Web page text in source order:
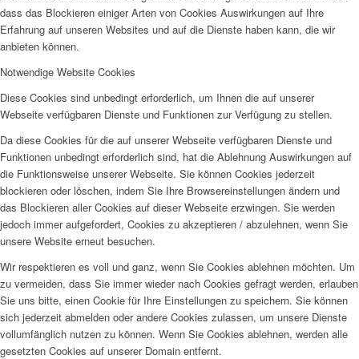
dass das Blockieren einiger Arten von Cookies Auswirkungen auf Ihre
Erfahrung auf unseren Websites und auf die Dienste haben kann, die wir
anbieten können.
Notwendige Website Cookies
Diese Cookies sind unbedingt erforderlich, um Ihnen die auf unserer
Webseite verfügbaren Dienste und Funktionen zur Verfügung zu stellen.
Da diese Cookies für die auf unserer Webseite verfügbaren Dienste und
Funktionen unbedingt erforderlich sind, hat die Ablehnung Auswirkungen auf
die Funktionsweise unserer Webseite. Sie können Cookies jederzeit
blockieren oder löschen, indem Sie Ihre Browsereinstellungen ändern und
das Blockieren aller Cookies auf dieser Webseite erzwingen. Sie werden
jedoch immer aufgefordert, Cookies zu akzeptieren / abzulehnen, wenn Sie
unsere Website erneut besuchen.
Wir respektieren es voll und ganz, wenn Sie Cookies ablehnen möchten. Um
zu vermeiden, dass Sie immer wieder nach Cookies gefragt werden, erlauben
Sie uns bitte, einen Cookie für Ihre Einstellungen zu speichern. Sie können
sich jederzeit abmelden oder andere Cookies zulassen, um unsere Dienste
vollumfänglich nutzen zu können. Wenn Sie Cookies ablehnen, werden alle
gesetzten Cookies auf unserer Domain entfernt.